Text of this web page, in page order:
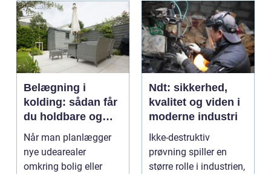
Belægning i
kolding: sådan får
du holdbare og
flotte udearealer
Når man planlægger
nye udearealer
omkring bolig eller
Ndt: sikkerhed,
kvalitet og viden i
moderne industri
Ikke-destruktiv
prøvning spiller en
større rolle i industrien,